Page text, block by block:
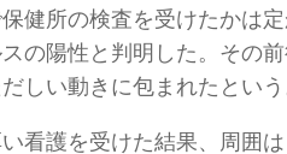
健所の検査を受けたかは
の陽性と判明した。その
しい動きに包まれたという
看護を受けた結果、周囲